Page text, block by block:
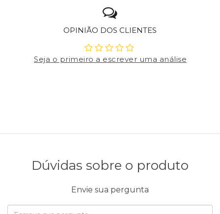
OPINIÃO DOS CLIENTES
Seja o primeiro a escrever uma análise
Dúvidas sobre o produto
Envie sua pergunta